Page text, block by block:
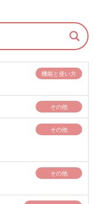
機能と使い方
その他
その他
その他